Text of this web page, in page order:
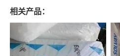
相关产品：